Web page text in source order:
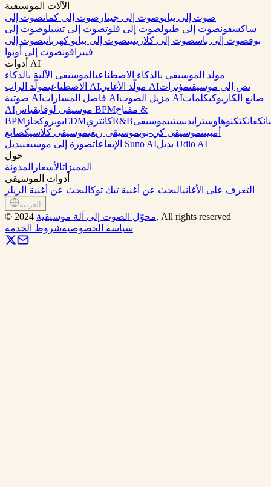
الآلات الموسيقية
صوت إلى بيانوصوت إلى جيتار صوت إلى كمانصوت إلى
ساكسفونصوت إلى طبولصوت إلى فلوتصوت إلى تشيلوصوت إلى
بوقصوت إلى باسصوت إلى كلارينيتصوت إلى بيانو كهربائيصوت إلى
فيبرافونصوت إلى أوبوا
أدوات AI
مولد الموسيقى بالذكاء الاصطناعيالموسيقى الآلية بالذكاء
الاصطناعي مولّد الراب AI مولّد الأغاني AI نص إلى موسيقىمؤثرات
صوتية AI
فاصل المسارات AI مزيل الصوت AI صانع الكاريوكيكلمات
AI
موسيقى لوفاي قياس BPMمفتاح &
BPM
بوبروكجاز EDMكانتريR&B بانكفانكتكنوهاوسترابدبستيبموسيقى
أمبينتموسيقى كي-بوبموسيقى ريغيموسيقى كلاسيكصانع
الإيقاعاتصورة إلى موسيقى بديل Suno AI
بديل Udio AI
حول
المميزاتالأسعار المدونة
أدوات الموسيقى
التعرف على الأغانيالبحث عن أغنية تيك توكالبحث عن أغنية الريلز
العربية
© 2024 محوّل الصوت إلى آلة موسيقية, All rights reserved
سياسة الخصوصيةشروط الخدمة